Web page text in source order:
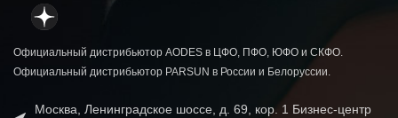
Официальный дистрибьютор AODES в ЦФО, ПФО, ЮФО и СКФО.
Официальный дистрибьютор PARSUN в России и Белоруссии.
Москва, Ленинградское шоссе, д. 69, кор. 1 Бизнес-центр